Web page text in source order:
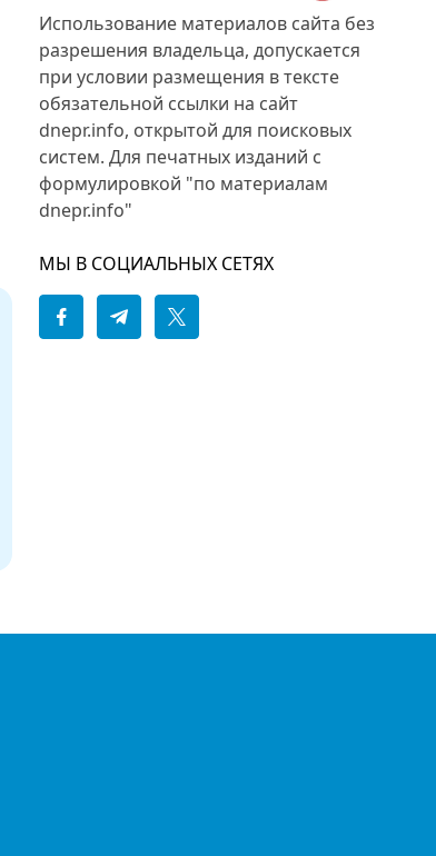
Использование материалов сайта без
разрешения владельца, допускается
при условии размещения в тексте
обязательной ссылки на сайт
dnepr.info, открытой для поисковых
систем. Для печатных изданий с
формулировкой "по материалам
dnepr.info"
МЫ В СОЦИАЛЬНЫХ СЕТЯХ